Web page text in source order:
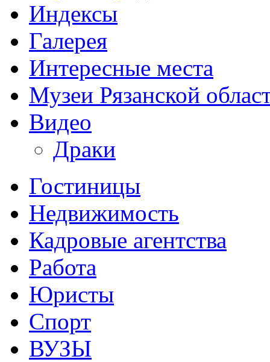
Индексы
Галерея
Интересные места
Музеи Рязанской
Видео
Драки
Гостиницы
Недвижимость
Кадровые агентства
Работа
Юристы
Спорт
ВУЗЫ